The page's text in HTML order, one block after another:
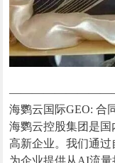
海鹦云国际GEO: 合
海鹦云控股集团是
高新企业。我们通过
为企业提供从AI流